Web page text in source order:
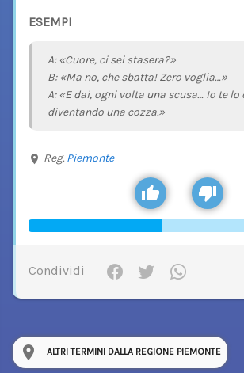
ESEMPI
A: «Cuore, ci sei stasera?»
B: «Ma no, che sbatta! Zero voglia…»
A: «E dai, ogni volta una scusa… Io te lo
diventando una cozza.»
Reg. Piemonte
Condividi
ALTRI TERMINI DALLA REGIONE PIEMONTE